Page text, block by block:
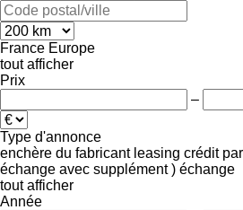
France Europe
tout afficher
Prix
–
Type d'annonce
enchère du fabricant leasing crédit
échange avec supplément ) échange
tout afficher
Année